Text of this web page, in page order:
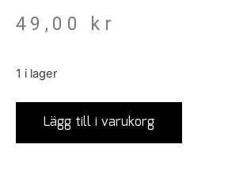
49,00 kr
1 i lager
Lägg till i varukorg